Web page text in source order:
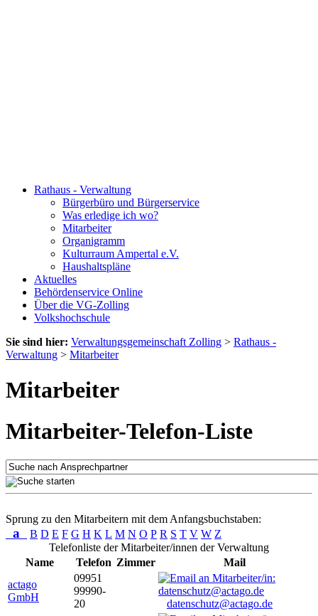
Rathaus - Verwaltung
Bürgerbüro und Bürgerservice
Was erledige ich wo?
Mitarbeiter
Organigramm
Kulturraum Ampertal e.V.
Haushaltspläne
Aktuelles
Behördenservice Online
Über die VG-Zolling
Volkshochschule
Sie sind hier: Verwaltungsgemeinschaft Zolling > Rathaus -
Verwaltung > Mitarbeiter
Mitarbeiter
Mitarbeiter-Telefon-Liste
Sprung zu den Mitarbeitern mit dem Anfangsbuchstaben:
a B D E F G H K L M N O P R S T V W Z
Telefonliste der Mitarbeiter/innen der Verwaltung
Name
Telefon Zimmer
Mail
actago
GmbH
09951
99990-
20
datenschutz@actago.de